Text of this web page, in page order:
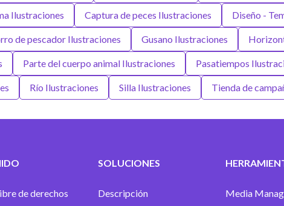
Ilustraciones Captura de peces Ilustraciones Diseño -
de pescador Ilustraciones Gusano Ilustraciones
Parte del cuerpo animal Ilustraciones Pasatiempos
Río Ilustraciones Silla Ilustraciones Tienda de
de derechos
SOLUCIONES
Descripción
Media